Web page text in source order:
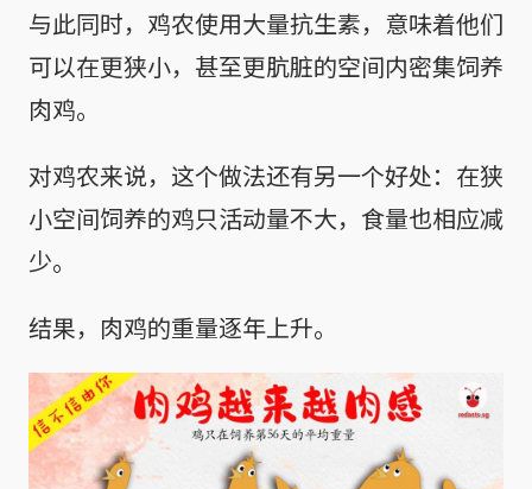
与此同时，鸡农使用大量抗生素，意味着他们
可以在更狭小，甚至更肮脏的空间内密集饲养
肉鸡。
对鸡农来说，这个做法还有另一个好处：在狭
小空间饲养的鸡只活动量不大，食量也相应减
少。
结果，肉鸡的重量逐年上升。